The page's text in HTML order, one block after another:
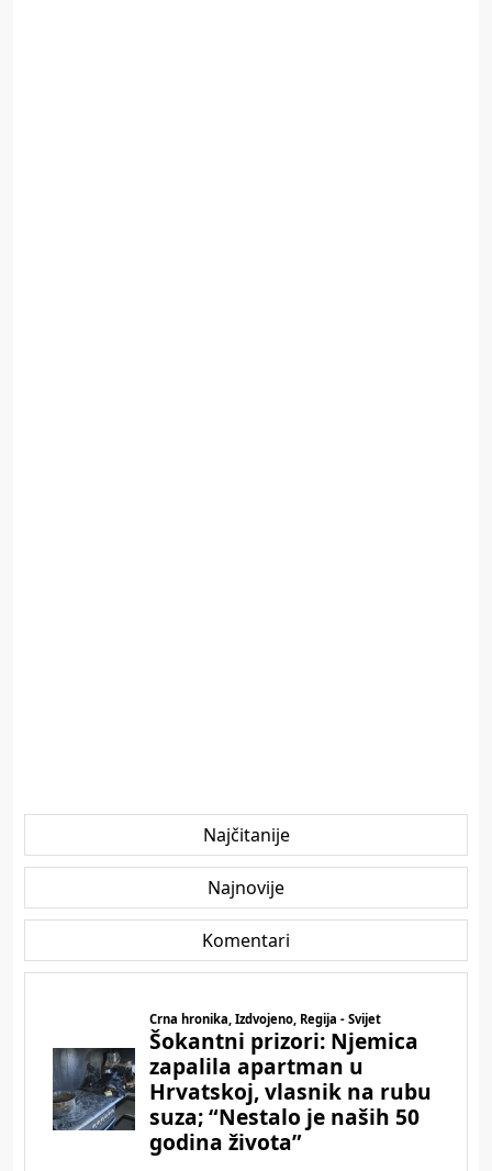
Najčitanije
Najnovije
Komentari